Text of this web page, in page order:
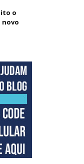
o
novo